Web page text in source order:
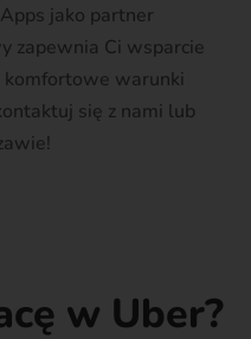
jako partner
zapewnia Ci wsparcie
komfortowe warunki
się z nami lub
w Uber?